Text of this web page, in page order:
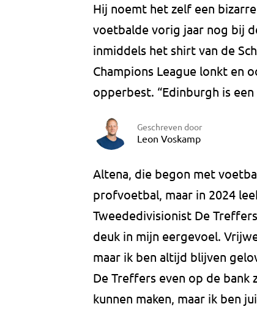
Hij noemt het zelf een
voetbalde vorig jaar nog bij
inmiddels het shirt van de
Champions League lonkt en
opperbest. “Edinburgh is
Geschreven door
Leon Voskamp
Altena, die begon met
profvoetbal, maar in 2024
Tweededivisionist De
deuk in mijn eergevoel.
maar ik ben altijd blijven
De Treffers even op de bank
kunnen maken, maar ik ben